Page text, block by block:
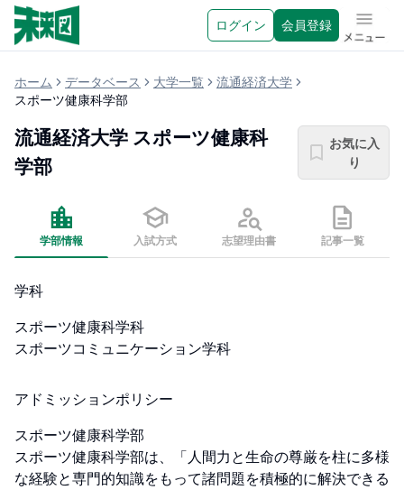
ログイン 会員登録 メニュ
ホーム データベース 大学一覧
流通経済大学
スポーツ健康科学部
流通経済大学 スポーツ健康科
学部
お気に入
り
学部情報 入試方式 志望理由書 記事一覧
学科
スポーツ健康科学科
スポーツコミュニケーション学科
アドミッションポリシー
スポーツ健康科学部
スポーツ健康科学部は、「人間力と生命の尊厳を柱に多様
な経験と専門的知識をもって諸問題を積極的に解決できる